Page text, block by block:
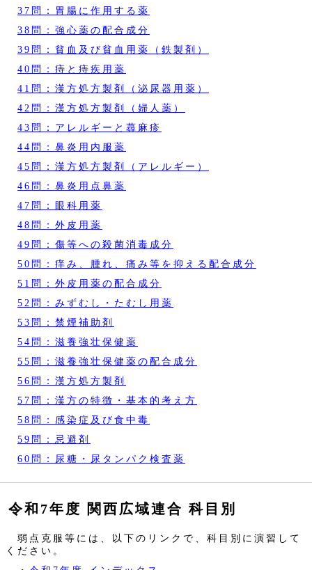
37問：胃腸に作用する薬
38問：強心薬の配合成分
39問：貧血及び貧血用薬（鉄製剤）
40問：痔と痔疾用薬
41問：漢方処方製剤（泌尿器用薬）
42問：漢方処方製剤（婦人薬）
43問：アレルギーと蕁麻疹
44問：鼻炎用内服薬
45問：漢方処方製剤（アレルギー）
46問：鼻炎用点鼻薬
47問：眼科用薬
48問：外皮用薬
49問：傷等への殺菌消毒成分
50問：痒み、腫れ、痛み等を抑える配合成分
51問：外皮用薬の配合成分
52問：みずむし・たむし用薬
53問：禁煙補助剤
54問：滋養強壮保健薬
55問：滋養強壮保健薬の配合成分
56問：漢方処方製剤
57問：漢方の特徴・基本的考え方
58問：感染症及び食中毒
59問：忌避剤
60問：尿糖・尿タンパク検査薬
令和7年度 関西広域連合 科目別
弱点克服等には、以下のリンクで、科目別に演習して
ください。